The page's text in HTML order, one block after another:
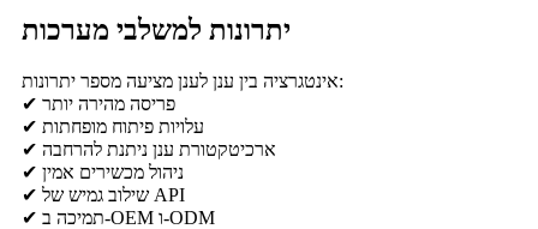
יתרונות למשלבי מערכות
אינטגרציה בין ענן לענן מציעה מספר יתרונות:
✔ פריסה מהירה יותר
✔ עלויות פיתוח מופחתות
✔ ארכיטקטורת ענן ניתנת להרחבה
✔ ניהול מכשירים אמין
✔ שילוב גמיש של API
✔ תמיכה ב-OEM ו-ODM